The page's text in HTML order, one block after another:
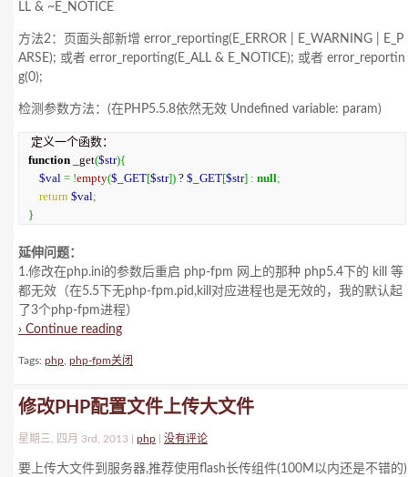
LL & ~E_NOTICE
方法2：页面头部新增 error_reporting(E_ERROR | E_WARNING | E_P
ARSE); 或者 error_reporting(E_ALL & E_NOTICE); 或者 error_reportin
g(0);
检测参数方法：(在PHP5.5.8依然无效 Undefined variable: param)
function _get($str){
$val = !empty($_GET[$str]) ? $_GET[$str] : null;
return $val;
}
延伸问题：
1.修改在php.ini的参数后重启 php-fpm 网上的那种 php5.4下的 kill 等
都无效（在5.5下无php-fpm.pid,kill对应进程也是无效的，我的默认起
了3个php-fpm进程）
› Continue reading
Tags: php php-fpm关闭
修改PHP配置文件上传大文件
星期三, 四月 3rd, 2013 | php 没有评论
要上传大文件到服务器,推荐使用flash长传组件(100M以内还是不错的)